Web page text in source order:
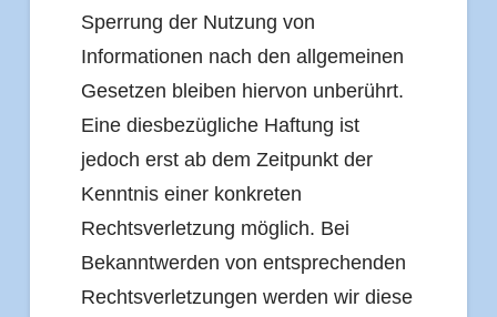
Sperrung der Nutzung von
Informationen nach den allgemeinen
Gesetzen bleiben hiervon unberührt.
Eine diesbezügliche Haftung ist
jedoch erst ab dem Zeitpunkt der
Kenntnis einer konkreten
Rechtsverletzung möglich. Bei
Bekanntwerden von entsprechenden
Rechtsverletzungen werden wir diese